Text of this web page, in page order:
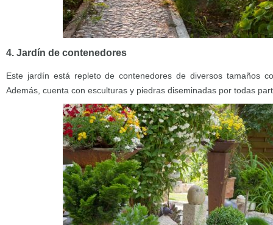
4. Jardín de contenedores
Este jardín está repleto de contenedores de diversos tamaños
Además, cuenta con esculturas y piedras diseminadas por todas